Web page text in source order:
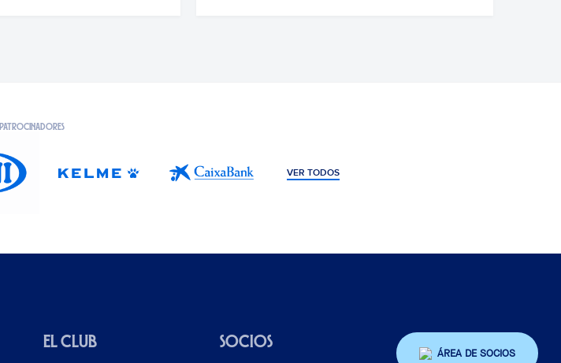
PATROCINADORES
VER TODOS
EL CLUB SOCIOS
ÁREA DE SOCIOS